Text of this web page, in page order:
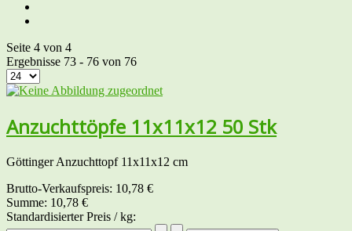
Seite 4 von 4
Ergebnisse 73 - 76 von 76
Anzuchttöpfe 11x11x12 50 Stk
Göttinger Anzuchttopf 11x11x12 cm
Brutto-Verkaufspreis: 10,78 €
Summe: 10,78 €
Standardisierter Preis / kg: